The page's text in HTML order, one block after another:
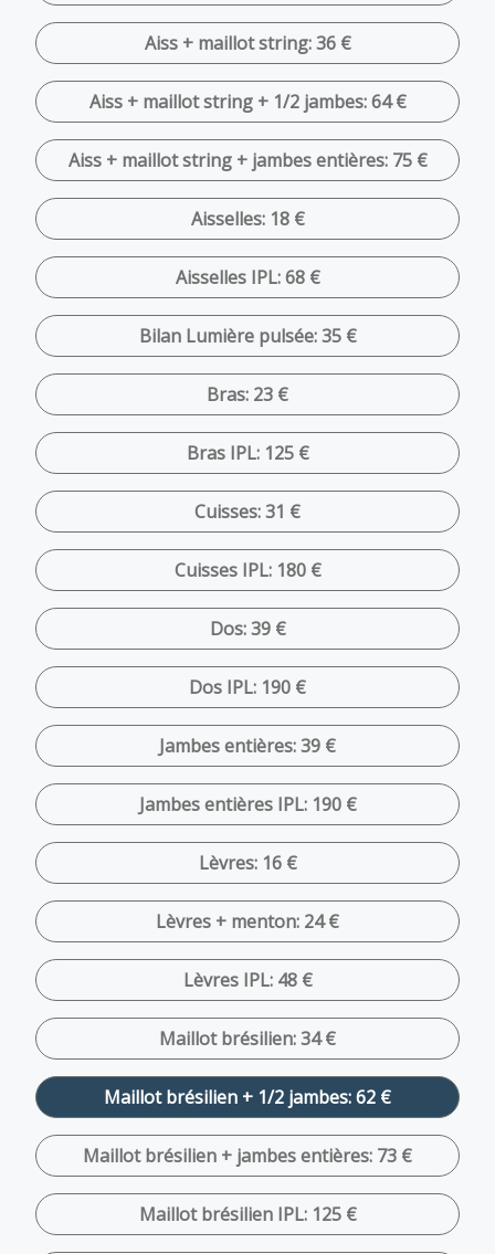
Aiss + maillot string: 36 €
Aiss + maillot string + 1/2 jambes: 64 €
Aiss + maillot string + jambes entières: 75 €
Aisselles: 18 €
Aisselles IPL: 68 €
Bilan Lumière pulsée: 35 €
Bras: 23 €
Bras IPL: 125 €
Cuisses: 31 €
Cuisses IPL: 180 €
Dos: 39 €
Dos IPL: 190 €
Jambes entières: 39 €
Jambes entières IPL: 190 €
Lèvres: 16 €
Lèvres + menton: 24 €
Lèvres IPL: 48 €
Maillot brésilien: 34 €
Maillot brésilien + 1/2 jambes: 62 €
Maillot brésilien + jambes entières: 73 €
Maillot brésilien IPL: 125 €